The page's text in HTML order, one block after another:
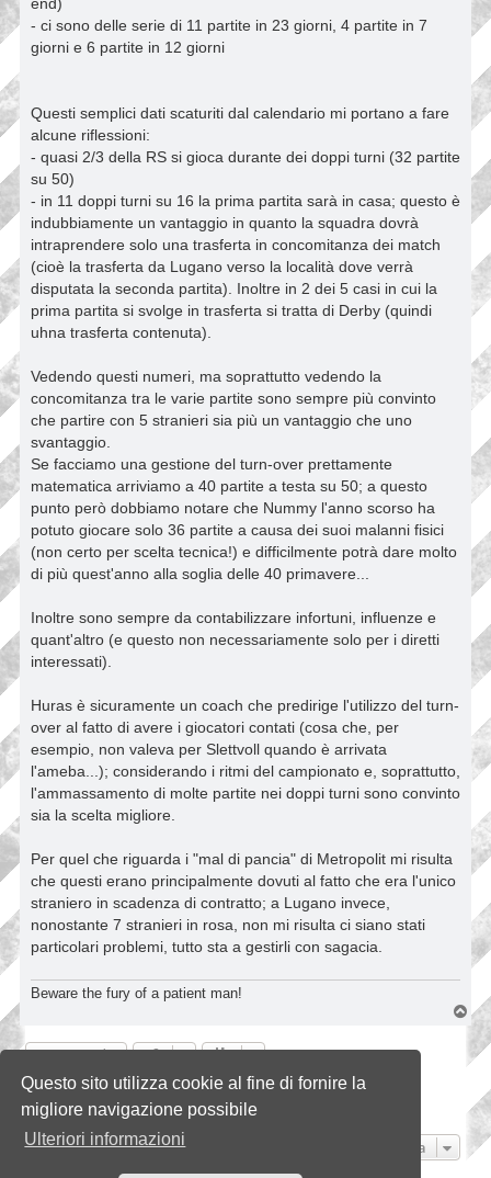
Questo sito utilizza cookie al fine di fornire la
migliore navigazione possibile
Ulteriori informazioni
- ci sono delle serie di 11 partite in 23 giorni, 4 partite in 7
giorni e 6 partite in 12 giorni
Questi semplici dati scaturiti dal calendario mi portano a fare
alcune riflessioni:
- quasi 2/3 della RS si gioca durante dei doppi turni (32 partite
su 50)
- in 11 doppi turni su 16 la prima partita sarà in casa; questo è
indubbiamente un vantaggio in quanto la squadra dovrà
intraprendere solo una trasferta in concomitanza dei match
(cioè la trasferta da Lugano verso la località dove verrà
disputata la seconda partita). Inoltre in 2 dei 5 casi in cui la
prima partita si svolge in trasferta si tratta di Derby (quindi
uhna trasferta contenuta).
Vedendo questi numeri, ma soprattutto vedendo la
concomitanza tra le varie partite sono sempre più convinto
che partire con 5 stranieri sia più un vantaggio che uno
svantaggio.
Se facciamo una gestione del turn-over prettamente
matematica arriviamo a 40 partite a testa su 50; a questo
punto però dobbiamo notare che Nummy l'anno scorso ha
potuto giocare solo 36 partite a causa dei suoi malanni fisici
(non certo per scelta tecnica!) e difficilmente potrà dare molto
di più quest'anno alla soglia delle 40 primavere...
Inoltre sono sempre da contabilizzare infortuni, influenze e
quant'altro (e questo non necessariamente solo per i diretti
interessati).
Huras è sicuramente un coach che predirige l'utilizzo del turn-
over al fatto di avere i giocatori contati (cosa che, per
esempio, non valeva per Slettvoll quando è arrivata
l'ameba...); considerando i ritmi del campionato e, soprattutto,
l'ammassamento di molte partite nei doppi turni sono convinto
sia la scelta migliore.
Per quel che riguarda i "mal di pancia" di Metropolit mi risulta
che questi erano principalmente dovuti al fatto che era l'unico
straniero in scadenza di contratto; a Lugano invece,
nonostante 7 stranieri in rosa, non mi risulta ci siano stati
particolari problemi, tutto sta a gestirli con sagacia.
Beware the fury of a patient man!
T
Rispondi
112 messaggi Pagina 12di 12
Precedente
1 … 8 9 10 11
Vai a